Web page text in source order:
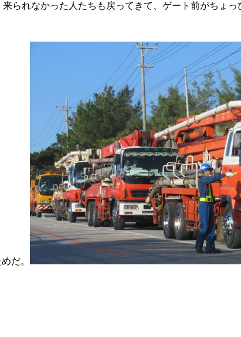
られなかった人たちも戻ってきて、ゲート前がちょっ
だ。